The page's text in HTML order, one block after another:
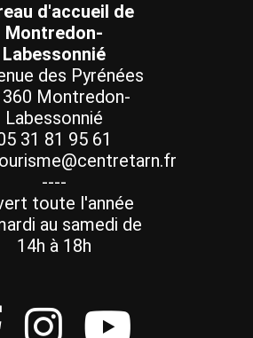
d'accueil de
Montredon-
Labessonnié
des Pyrénées
360 Montredon-
Labessonnié
31 81 95 61
----
toute l'année
au samedi de
14h à 18h